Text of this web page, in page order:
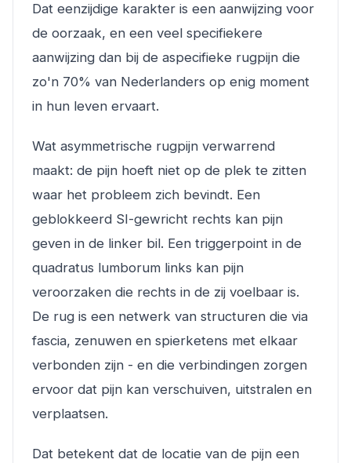
Dat eenzijdige karakter is een aanwijzing voor
de oorzaak, en een veel specifiekere
aanwijzing dan bij de aspecifieke rugpijn die
zo'n 70% van Nederlanders op enig moment
in hun leven ervaart.
Wat asymmetrische rugpijn verwarrend
maakt: de pijn hoeft niet op de plek te zitten
waar het probleem zich bevindt. Een
geblokkeerd SI-gewricht rechts kan pijn
geven in de linker bil. Een triggerpoint in de
quadratus lumborum links kan pijn
veroorzaken die rechts in de zij voelbaar is.
De rug is een netwerk van structuren die via
fascia, zenuwen en spierketens met elkaar
verbonden zijn - en die verbindingen zorgen
ervoor dat pijn kan verschuiven, uitstralen en
verplaatsen.
Dat betekent dat de locatie van de pijn een